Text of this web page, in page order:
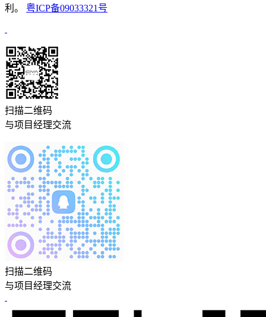
利。 粤ICP备09033321号
扫描二维码
与项目经理交流
扫描二维码
与项目经理交流